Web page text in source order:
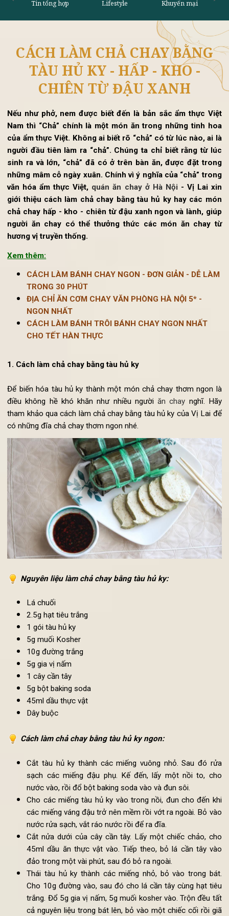
Tin tổng hợp Lifestyle
CÁCH LÀM CHẢ CHAY BẰNG
TÀU HỦ KY - HẤP - KHO -
CHIÊN TỪ ĐẬU XANH
Nếu như phở, nem được biết đến là bản sắc ẩm thực
Nam thì “Chả” chính là một món ăn trong những tinh
của ẩm thực Việt. Không ai biết rõ “chả” có từ lúc nào, ai
người đầu tiên làm ra “chả”. Chúng ta chỉ biết rằng từ
sinh ra và lớn, “chả” đã có ở trên bàn ăn, được đặt
những mâm cỗ ngày xuân. Chính vì ý nghĩa của “chả”
văn hóa ẩm thực Việt,quán ăn chay ở Hà Nội-Vị Lai
giới thiệu cách làm chả chay bằng tàu hủ ky hay các
chả chay hấp - kho - chiên từ đậu xanh ngon và lành,
hương vị truyền thống.
CÁCH LÀM BÁNH CHAY NGON - ĐƠN GIẢN - DỄ
TRONG 30 PHÚT
ĐỊA CHỈ ĂN CƠM CHAY VĂN PHÒNG HÀ NỘI 5* -
NGON NHẤT
CHO TẾT HÀN THỰC
1. Cách làm chả chay bằng tàu hủ ky
Để biến hóa tàu hủ ky thành một món chả chay thơm ngon
tham khảo qua cách làm chả chay bằng tàu hủ ky của Vị Lai
có những đĩa chả chay thơm ngon nhé.
Nguyên liệu làm chả chay bằng tàu hủ ky
Lá chuối
2.5g hạt tiêu trắng
1 gói tàu hủ ky
5g muối Kosher
10g đường trắng
5g gia vị nấm
5g bột baking soda
Dây buộc
Cách làm chả chay bằng tàu hủ ky ngon:
Cắt tàu hủ ky thành các miếng vuông nhỏ. Sau đó
sạch các miếng đậu phụ. Kế đến, lấy một nồi to,
nước vào, rồi đổ bột baking soda vào và đun sôi.
Cho các miếng tàu hủ ky vào trong nồi, đun cho đến
các miếng váng đậu trở nên mềm rồi vớt ra ngoài. Bỏ
nước rửa sạch, vắt ráo nước rồi để ra đĩa.
Cắt nửa dưới của cây cần tây. Lấy một chiếc chảo,
45ml dầu ăn thực vật vào. Tiếp theo, bỏ lá cần tây